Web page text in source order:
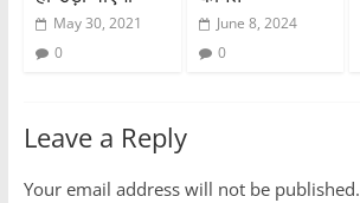
May 30, 2021
0
June 8, 2024
0
Leave a Reply
Your email address will not be published.